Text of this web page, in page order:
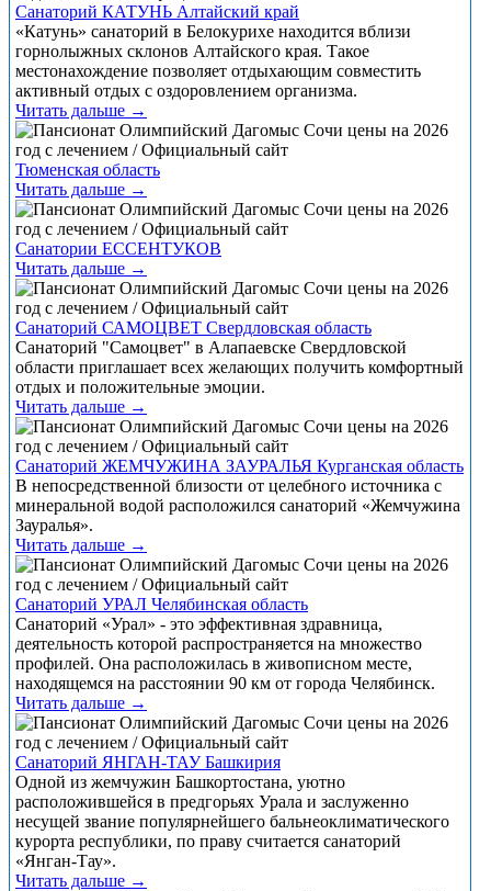
Санаторий КАТУНЬ Алтайский край
«Катунь» санаторий в Белокурихе находится вблизи
горнолыжных склонов Алтайского края. Такое
местонахождение позволяет отдыхающим совместить
активный отдых с оздоровлением организма.
Читать дальше →
Тюменская область
Читать дальше →
Санатории ЕССЕНТУКОВ
Читать дальше →
Санаторий САМОЦВЕТ Свердловская область
Санаторий "Самоцвет" в Алапаевске Свердловской
области приглашает всех желающих получить комфортный
отдых и положительные эмоции.
Читать дальше →
Санаторий ЖЕМЧУЖИНА ЗАУРАЛЬЯ Курганская область
В непосредственной близости от целебного источника с
минеральной водой расположился санаторий «Жемчужина
Зауралья».
Читать дальше →
Санаторий УРАЛ Челябинская область
Санаторий «Урал» - это эффективная здравница,
деятельность которой распространяется на множество
профилей. Она расположилась в живописном месте,
находящемся на расстоянии 90 км от города Челябинск.
Читать дальше →
Санаторий ЯНГАН-ТАУ Башкирия
Одной из жемчужин Башкортостана, уютно
расположившейся в предгорьях Урала и заслуженно
несущей звание популярнейшего бальнеоклиматического
курорта республики, по праву считается санаторий
«Янган-Тау».
Читать дальше →